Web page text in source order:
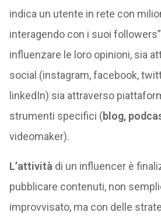
indica un utente in rete con
interagendo con i suoi
influenzare le loro opinioni, sia
social (instagram, facebook,
linkedIn) sia attraverso
strumenti specifici (blog,
videomaker).
L’attività di un influencer è
pubblicare contenuti, non
improvvisato, ma con delle